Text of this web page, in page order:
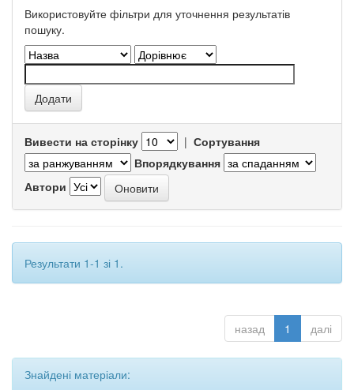
Використовуйте фільтри для уточнення результатів
пошуку.
Вивести на сторінку | Сортування
Впорядкування
Автори
Результати 1-1 зі 1.
назад 1 далі
Знайдені матеріали: